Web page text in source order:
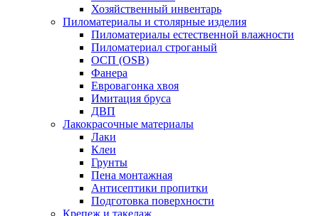
Хозяйственный инвентарь
Пиломатериалы и столярные изделия
Пиломатериалы естественной влажности
Пиломатериал строганый
ОСП (OSB)
Фанера
Евровагонка хвоя
Имитация бруса
ДВП
Лакокрасочные материалы
Лаки
Клеи
Грунты
Пена монтажная
Антисептики пропитки
Подготовка поверхности
Крепеж и такелаж